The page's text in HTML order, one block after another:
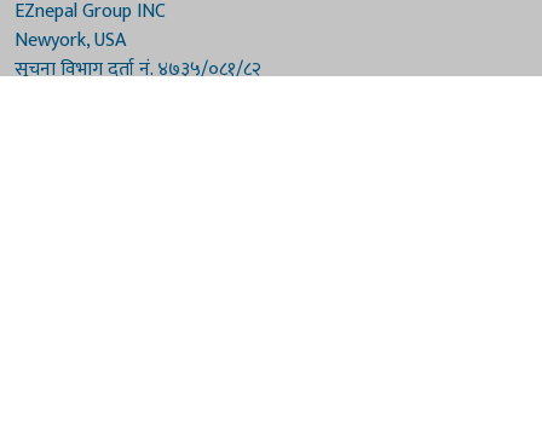
EZnepal Group INC
Newyork, USA
सूचना विभाग दर्ता नं. ४७३५/०८१/८२